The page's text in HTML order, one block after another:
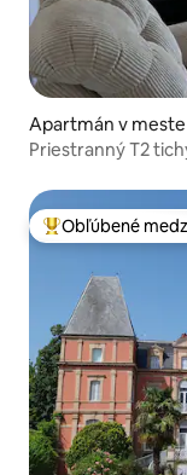
Apartmán v
Priestranný T2
Najobľúbenejšie
Obľúbené